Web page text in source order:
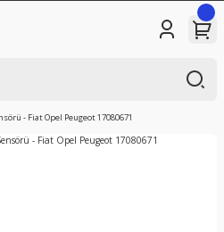
- Fiat Opel Peugeot 17080671